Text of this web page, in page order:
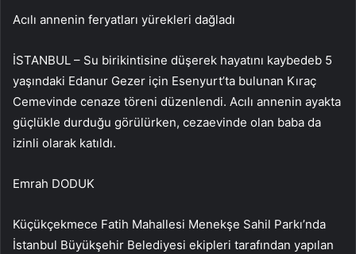
Acılı annenin feryatları yürekleri dağladı
İSTANBUL – Su birikintisine düşerek hayatını kaybedeb 5
yaşındaki Edanur Gezer için Esenyurt’ta bulunan Kıraç
Cemevinde cenaze töreni düzenlendi. Acılı annenin ayakta
güçlükle durduğu görülürken, cezaevinde olan baba da
izinli olarak katıldı.
Emrah DODUK
Küçükçekmece Fatih Mahallesi Menekşe Sahil Parkı’nda
İstanbul Büyükşehir Belediyesi ekipleri tarafından yapılan